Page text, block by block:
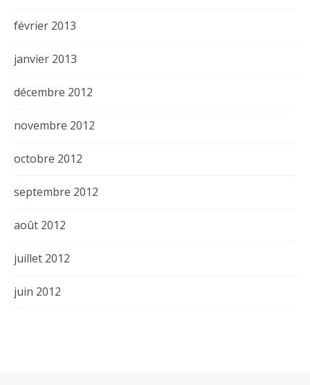
février 2013
janvier 2013
décembre 2012
novembre 2012
octobre 2012
septembre 2012
août 2012
juillet 2012
juin 2012